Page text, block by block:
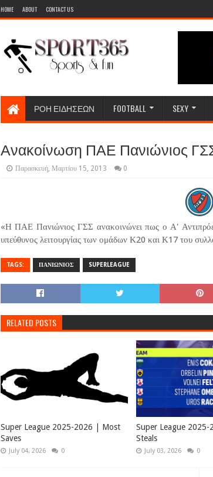
HOME ABOUT CONTACT US
ΡΟΗ ΕΙΔΗΣΕΩΝ FOOTBALL SEXY
Ανακοίνωση ΠΑΕ Πανιώνιος
Παρασκευή, Μαρτίου 15, 2013 0
«Η ΠΑΕ Πανιώνιος ΓΣΣ ανακοινώνει πως ο Α'
υπεύθυνος λειτουργίας των ομάδων Κ20 και Κ17 του
TAGS: ΠΑΝΙΩΝΙΟΣ SUPERLEAGUE
RELATED POSTS
Super League 2025-2026 | Most
Saves
July 04, 2026 0
Super League
Steals
July 03, 2026 0